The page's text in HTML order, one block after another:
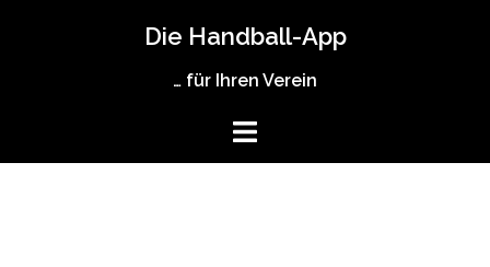
Die Handball-App
… für Ihren Verein